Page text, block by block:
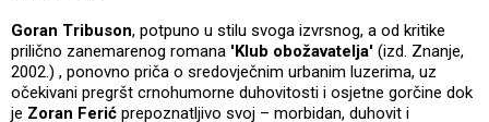
Goran Tribuson, potpuno u stilu svoga izvrsnog, a od kritike
prilično zanemarenog romana 'Klub obožavatelja' (izd. Znanje,
2002.) , ponovno priča o sredovječnim urbanim luzerima, uz
očekivani pregršt crnohumorne duhovitosti i osjetne gorčine dok
je Zoran Ferić prepoznatljivo svoj – morbidan, duhovit i